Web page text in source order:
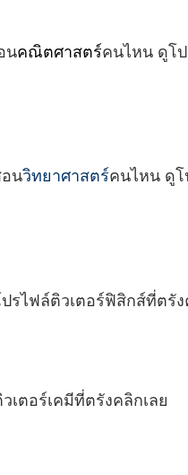
นคณิตศาสตร์คนไหน ดูโ
นวิทยาศาสตร์คนไหน ดูโ
ไฟล์ติวเตอร์ฟิสิกส์ที่ตรัง
ตอร์เคมีที่ตรังคลิกเลย